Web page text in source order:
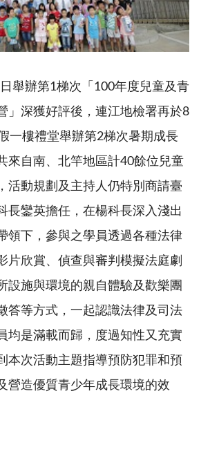
舉辦第1梯次「100年度兒童及青
」深獲好評後，連江地檢署再於8
一樓禮堂舉辦第2梯次暑期成長
來自南、北竿地區計40餘位兒童
活動規劃及主持人仍特別商請臺
長鑾英擔任，在楊科長深入淺出
領下，參與之學員透過各種法律
片欣賞、偵查與審判模擬法庭劇
設施與環境的親自體驗及歡樂團
答等方式，一起認識法律及司法
均是滿載而歸，度過知性又充實
本次活動主題指導預防犯罪和預
營造優質青少年成長環境的效